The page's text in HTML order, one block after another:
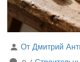
От Дмитрий